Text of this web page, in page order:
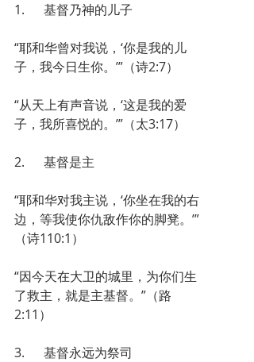
1.      基督乃神的儿子
“耶和华曾对我说，‘你是我的儿
子，我今日生你。’”（诗2:7）
“从天上有声音说，‘这是我的爱
子，我所喜悦的。’”（太3:17）
2.      基督是主
“耶和华对我主说，‘你坐在我的右
边，等我使你仇敌作你的脚凳。’”
（诗110:1）
“因今天在大卫的城里，为你们生
了救主，就是主基督。”（路
2:11）
3.      基督永远为祭司